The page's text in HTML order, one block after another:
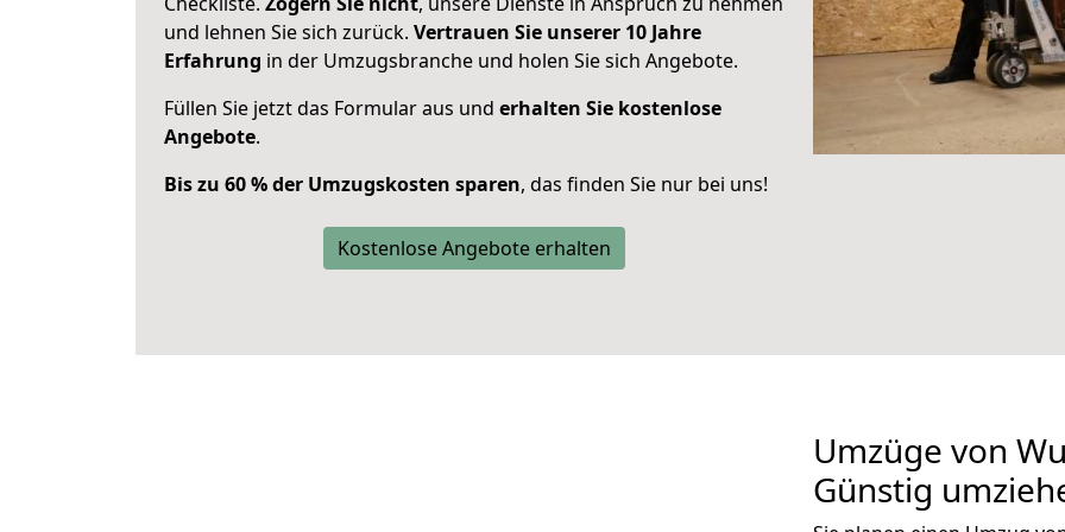
und lehnen Sie sich zurück. Vertrauen Sie unserer 10 Jahre
Erfahrung in der Umzugsbranche und holen Sie sich Angebote.
Füllen Sie jetzt das Formular aus und erhalten Sie kostenlose
Angebote.
Bis zu 60 % der Umzugskosten sparen, das finden Sie nur bei uns!
Kostenlose Angebote erhalten
Umzüge von
Günstig